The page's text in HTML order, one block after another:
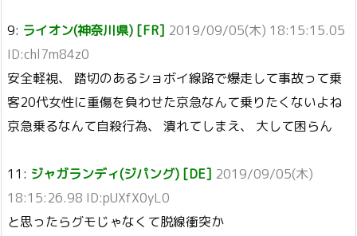
9: ライオン(神奈川県) [FR] 2019/09/05(木) 18:15:15.05
ID:chl7m84z0
安全軽視、 踏切のあるショボイ線路で爆走して事故って乗
客20代女性に重傷を負わせた京急なんて乗りたくないよね
京急乗るなんて自殺行為、 潰れてしまえ、 大して困らん
11: ジャガランディ(ジパング) [DE] 2019/09/05(木)
18:15:26.98 ID:pUXfX0yL0
と思ったらグモじゃなくて脱線衝突か